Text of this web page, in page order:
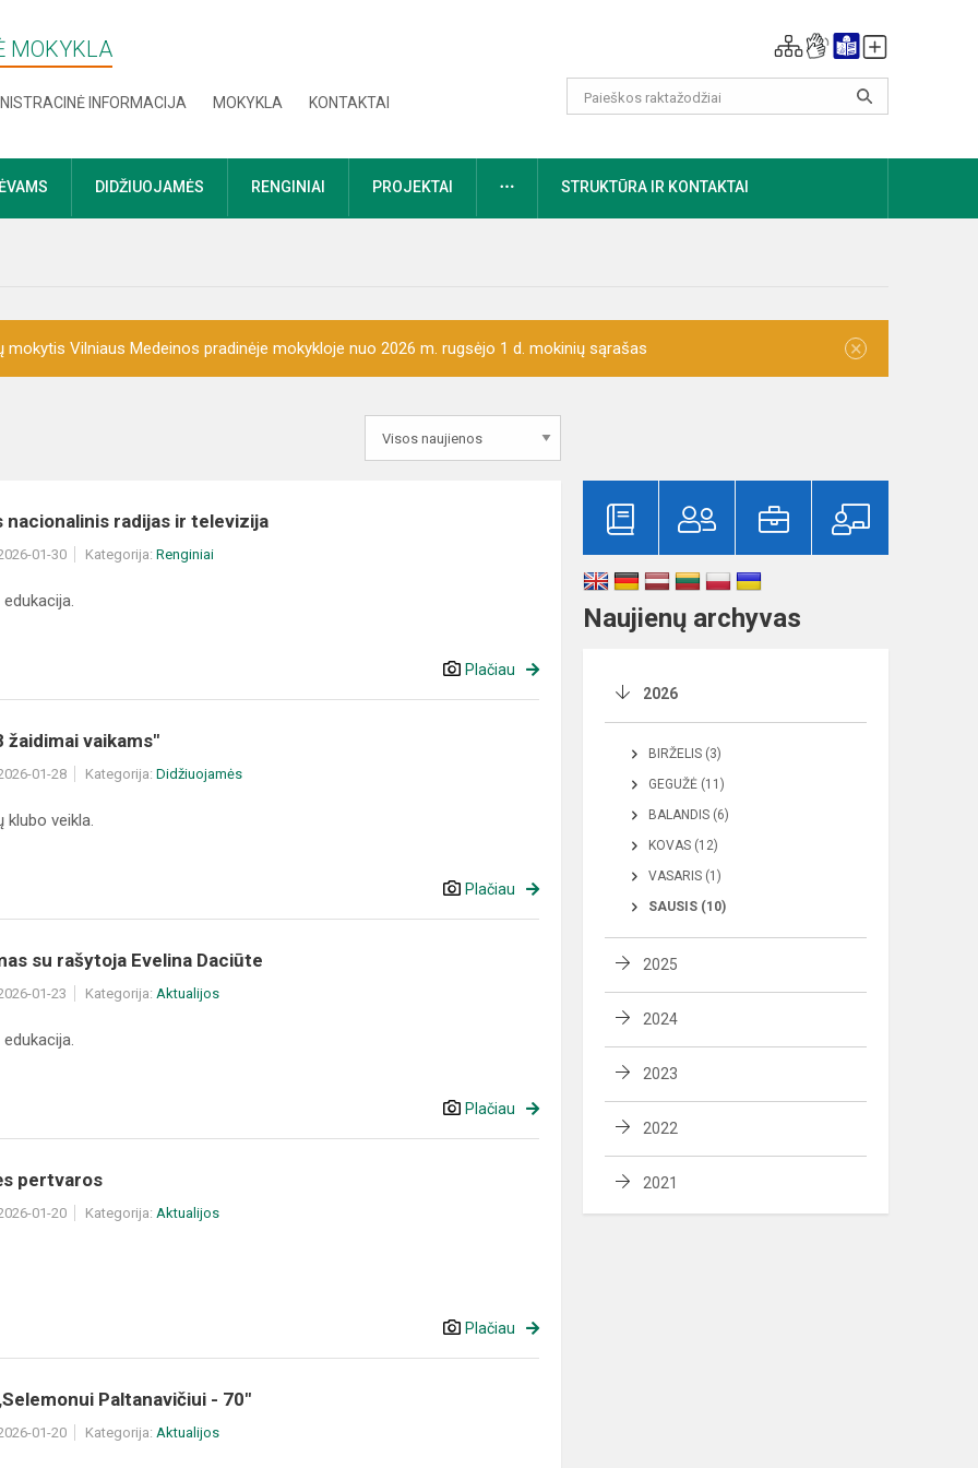
MOKYKLA
INFORMACIJA MOKYKLA KONTAKTAI
DIDŽIUOJAMĖS RENGINIAI PROJEKTAI DAUGIAUSTRUKTŪRA IR KONTAKTAI
mokytis Vilniaus Medeinos pradinėje mokykloje nuo 2026 m. rugsėjo 1 d. mokinių sąrašas ×
nacionalinis radijas ir televizija
01-30 Kategorija: Renginiai
Plačiau
žaidimai vaikams"
01-28 Kategorija: Didžiuojamės
klubo veikla.
Plačiau
su rašytoja Evelina Daciūte
01-23 Kategorija: Aktualijos
Plačiau
pertvaros
01-20 Kategorija: Aktualijos
Plačiau
Paltanavičiui - 70"
01-20 Kategorija: Aktualijos
Naujienų archyvas
2026
BIRŽELIS (3)
GEGUŽĖ (11)
BALANDIS (6)
KOVAS (12)
VASARIS (1)
SAUSIS (10)
2025
2024
2023
2022
2021